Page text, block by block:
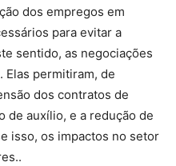
dos empregos em
para evitar a
sentido, as negociações
Elas permitiram, de
dos contratos de
de auxílio, e a redução de
isso, os impactos no setor